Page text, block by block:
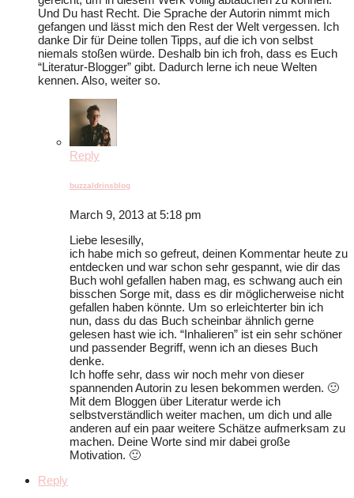
Und Du hast Recht. Die Sprache der Autorin nimmt mich
gefangen und lässt mich den Rest der Welt vergessen. Ich
danke Dir für Deine tollen Tipps, auf die ich von selbst
niemals stoßen würde. Deshalb bin ich froh, dass es Euch
“Literatur-Blogger” gibt. Dadurch lerne ich neue Welten
kennen. Also, weiter so.
Reply
buzzaldrinsblog
March 9, 2013 at 5:18 pm
Liebe lesesilly,
ich habe mich so gefreut, deinen Kommentar heute zu
entdecken und war schon sehr gespannt, wie dir das
Buch wohl gefallen haben mag, es schwang auch ein
bisschen Sorge mit, dass es dir möglicherweise nicht
gefallen haben könnte. Um so erleichterter bin ich
nun, dass du das Buch scheinbar ähnlich gerne
gelesen hast wie ich. “Inhalieren” ist ein sehr schöner
und passender Begriff, wenn ich an dieses Buch
denke.
Ich hoffe sehr, dass wir noch mehr von dieser
spannenden Autorin zu lesen bekommen werden. 🙂
Mit dem Bloggen über Literatur werde ich
selbstverständlich weiter machen, um dich und alle
anderen auf ein paar weitere Schätze aufmerksam zu
machen. Deine Worte sind mir dabei große
Motivation. 🙂
Reply